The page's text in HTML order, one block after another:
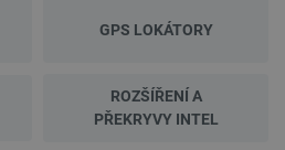
GPS LOKÁTORY
ROZŠÍŘENÍ A
PŘEKRYVY INTEL